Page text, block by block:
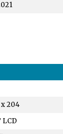
204
LCD